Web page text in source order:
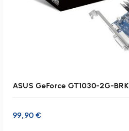
ASUS GeForce GT1030-2G-BRK
99,90 €